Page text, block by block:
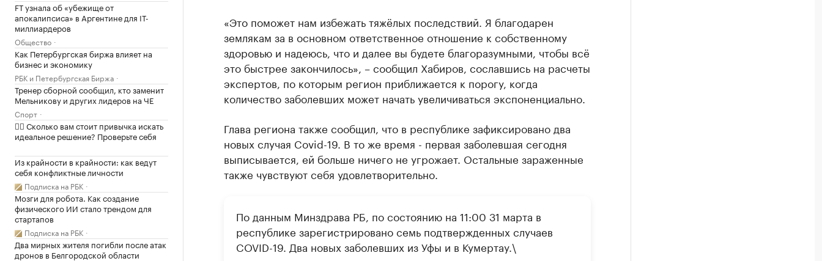
FT узнала об «убежище от
апокалипсиса» в Аргентине для IT-
миллиардеров
Общество
Как Петербургская биржа влияет на
бизнес и экономику
РБК и Петербургская Биржа
Тренер сборной сообщил, кто заменит
Мельникову и других лидеров на ЧЕ
Спорт
✍🏻 Сколько вам стоит привычка искать
идеальное решение? Проверьте себя
Из крайности в крайности: как ведут
себя конфликтные личности
Подписка на РБК
Мозги для робота. Как создание
физического ИИ стало трендом для
стартапов
Подписка на РБК
Два мирных жителя погибли после атак
дронов в Белгородской области
«Это поможет нам избежать тяжёлых последствий. Я благодарен
землякам за в основном ответственное отношение к собственному
здоровью и надеюсь, что и далее вы будете благоразумными, чтобы всё
это быстрее закончилось», – сообщил Хабиров, сославшись на расчеты
экспертов, по которым регион приближается к порогу, когда
количество заболевших может начать увеличиваться экспоненциально.
Глава региона также сообщил, что в республике зафиксировано два
новых случая Covid-19. В то же время - первая заболевшая сегодня
выписывается, ей больше ничего не угрожает. Остальные зараженные
также чувствуют себя удовлетворительно.
По данным Минздрава РБ, по состоянию на 11:00 31 марта в
республике зарегистрировано семь подтвержденных случаев
COVID-19. Два новых заболевших из Уфы и в Кумертау.\